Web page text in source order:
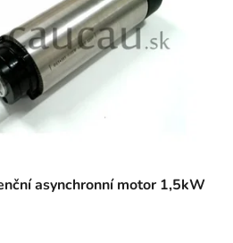
asynchronní motor 1,5kW